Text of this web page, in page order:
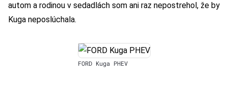
autom a rodinou v sedadlách som ani raz nepostrehol, že by
Kuga neposlúchala.
FORD Kuga PHEV